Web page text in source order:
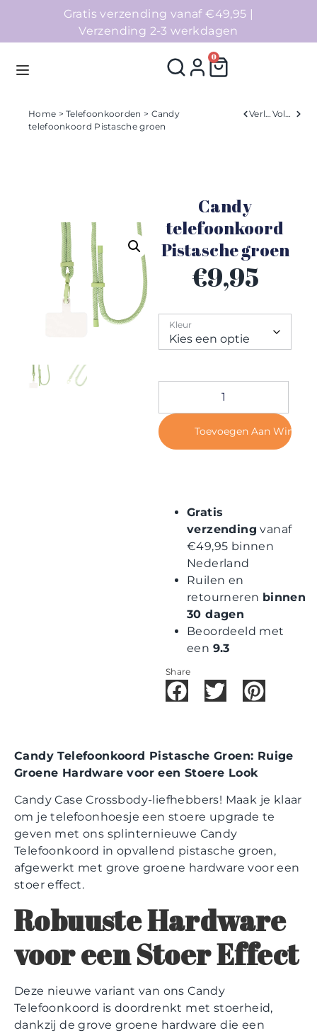
Gratis verzending vanaf €49,95 |
Verzending 2-3 werkdagen
0
Collecties
Home >Telefoonkoorden > Candy
telefoonkoord Pistasche groen
Verleden Volgend
Candy
telefoonkoord
Pistasche groen
€9,95
Kleur
Toevoegen Aan
Gratis
verzending vanaf
€49,95 binnen
Nederland
Ruilen en
retourneren binnen
30 dagen
Beoordeeld met
een 9.3
Share
Candy Telefoonkoord Pistasche Groen: Ruige
Groene Hardware voor een Stoere Look
Candy Case Crossbody-liefhebbers! Maak je klaar
om je telefoonhoesje een stoere upgrade te
geven met ons splinternieuwe Candy
Telefoonkoord in opvallend pistasche groen,
afgewerkt met grove groene hardware voor een
stoer effect.
Robuuste Hardware
voor een Stoer Effect
Deze nieuwe variant van ons Candy
Telefoonkoord is doordrenkt met stoerheid,
dankzij de grove groene hardware die een